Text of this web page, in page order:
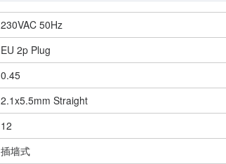
230VAC 50Hz
EU 2p Plug
0.45
2.1x5.5mm Straight
12
插墙式